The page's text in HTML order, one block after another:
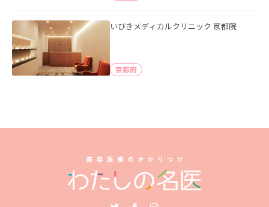
いびきメディカルクリニック 京都院
京都府